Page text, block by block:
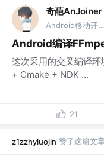
奇葩AnJoiner
Android移动开发🎖️ @成都书声科技有限公司
Android编译
这次采用的交叉编译
+ Cmake + NDK ...
21
z1zzhyluojin 赞了这篇文章